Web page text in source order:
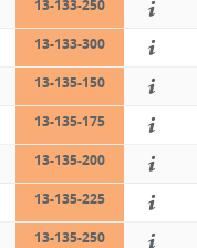
13-133-250
13-133-300
13-135-150
13-135-175
13-135-200
13-135-225
13-135-250